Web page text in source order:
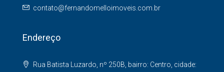
contato@fernandomelloimoveis.com.br
Endereço
Rua Batista Luzardo, nº 250B, bairro: Centro, cidade: